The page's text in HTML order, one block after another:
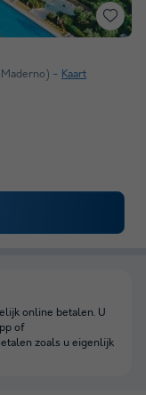
Kaart
online betalen. U
of
zoals u eigenlijk